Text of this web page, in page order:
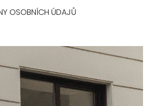
OSOBNÍCH ÚDAJŮ